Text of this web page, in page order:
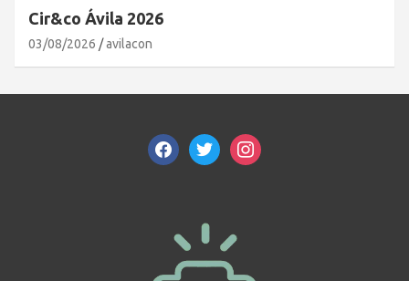
Cir&co Ávila 2026
03/08/2026 avilacon
facebooktwitterinstagram